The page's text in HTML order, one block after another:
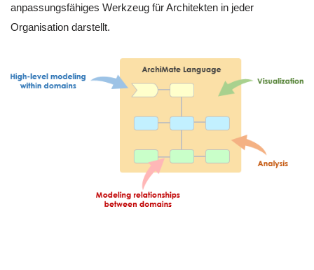
anpassungsfähiges Werkzeug für Architekten in jeder
Organisation darstellt.